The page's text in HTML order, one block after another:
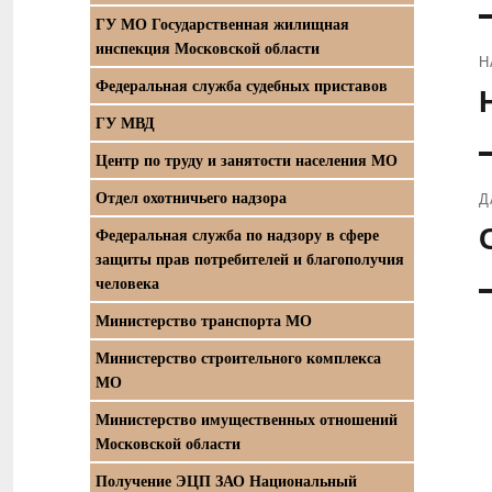
ГУ МО Государственная жилищная
инспекция Московской области
Федеральная служба судебных приставов
ГУ МВД
Центр по труду и занятости населения МО
Отдел охотничьего надзора
Федеральная служба по надзору в сфере
защиты прав потребителей и благополучия
человека
Министерство транспорта МО
Министерство строительного комплекса
МО
Министерство имущественных отношений
Московской области
Получение ЭЦП ЗАО Национальный